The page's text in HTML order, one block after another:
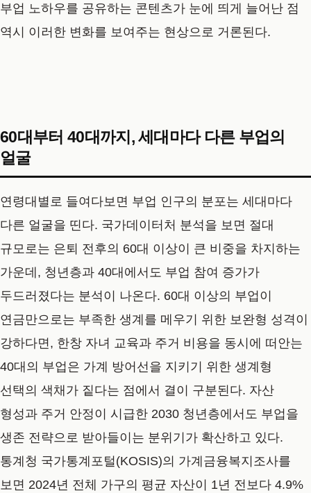
부업 노하우를 공유하는 콘텐츠가 눈에 띄게 늘어난 점
역시 이러한 변화를 보여주는 현상으로 거론된다.
60대부터 40대까지, 세대마다 다른 부업의
얼굴
연령대별로 들여다보면 부업 인구의 분포는 세대마다
다른 얼굴을 띤다. 국가데이터처 분석을 보면 절대
규모로는 은퇴 전후의 60대 이상이 큰 비중을 차지하는
가운데, 청년층과 40대에서도 부업 참여 증가가
두드러졌다는 분석이 나온다. 60대 이상의 부업이
연금만으로는 부족한 생계를 메우기 위한 보완형 성격이
강하다면, 한창 자녀 교육과 주거 비용을 동시에 떠안는
40대의 부업은 가계 방어선을 지키기 위한 생계형
선택의 색채가 짙다는 점에서 결이 구분된다. 자산
형성과 주거 안정이 시급한 2030 청년층에서도 부업을
생존 전략으로 받아들이는 분위기가 확산하고 있다.
통계청 국가통계포털(KOSIS)의 가계금융복지조사를
보면 2024년 전체 가구의 평균 자산이 1년 전보다 4.9%